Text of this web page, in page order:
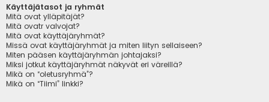
Käyttäjätasot ja ryhmät
Mitä ovat ylläpitäjät?
Mitä ovatr valvojat?
Mitä ovat käyttäjäryhmät?
Missä ovat käyttäjäryhmät ja miten liityn sellaiseen?
Miten pääsen käyttäjäryhmän johtajaksi?
Miksi jotkut käyttäjäryhmät näkyvät eri väreillä?
Mikä on “oletusryhmä”?
Mikä on “Tiimi” linkki?